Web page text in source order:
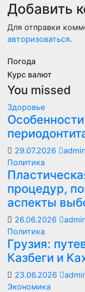
Добавить
Для отправки
авторизоваться.
Погода
Курс валют
You missed
Здоровье
29.07.2026
Политика
процедур,
аспекты
26.06.2026
Политика
Грузия:
Казбеги и
23.06.2026
Экономика